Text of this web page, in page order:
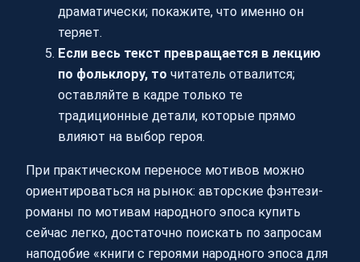
драматически; покажите, что именно он
теряет.
Если весь текст превращается в лекцию
по фольклору, то читатель отвалится;
оставляйте в кадре только те
традиционные детали, которые прямо
влияют на выбор героя.
При практическом переносе мотивов можно
ориентироваться на рынок: авторские фэнтези-
романы по мотивам народного эпоса купить
сейчас легко, достаточно поискать по запросам
наподобие «книги с героями народного эпоса для